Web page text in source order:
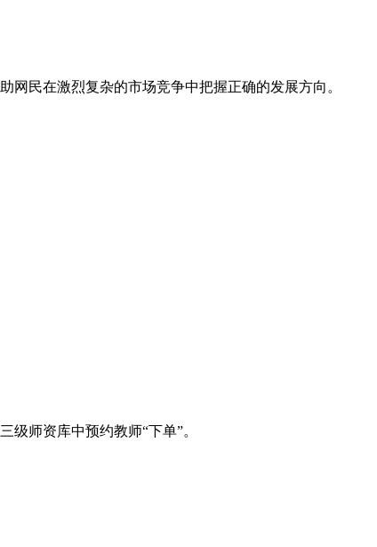
民在激烈复杂的市场竞争中把握正确的发展方向。
师资库中预约教师“下单”。